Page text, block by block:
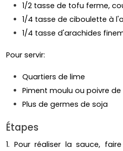
1/2 tasse de tofu ferme,
1/4 tasse de ciboulette à
1/4 tasse d'arachides
Pour servir:
Quartiers de lime
Piment moulu ou poivre de
Plus de germes de soja
Étapes
1. Pour réaliser la sauce,